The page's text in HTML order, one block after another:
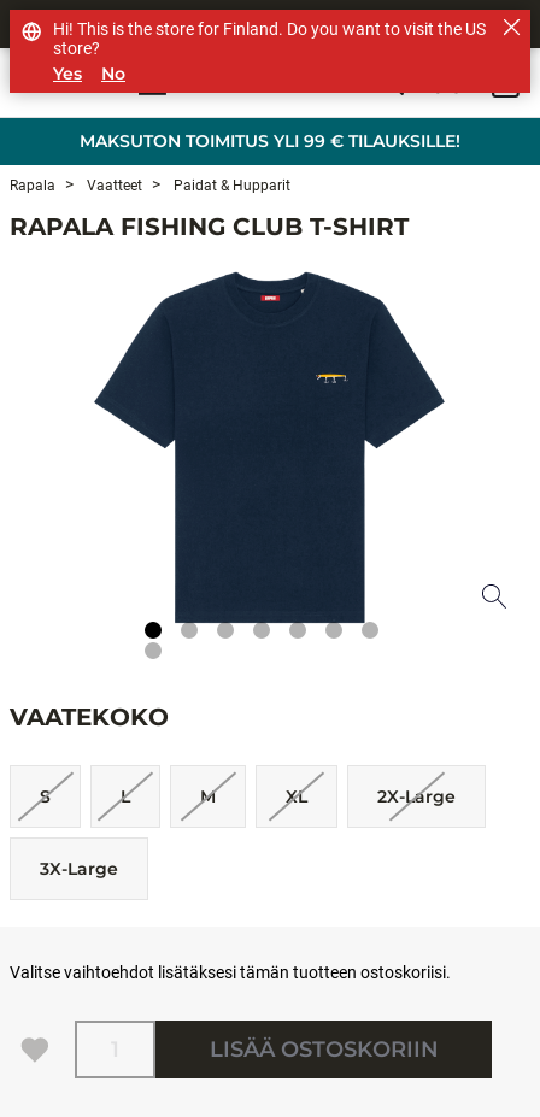
MAKSUTON TOIMITUS YLI 99 € TILAUKSILLE!
MUUT TUOTEMERKIT
Rapala Vaatteet Paidat & Hupparit
RAPALA FISHING CLUB T-SHIRT
VAATEKOKO
S L M XL 2X-Large
3X-Large
Valitse vaihtoehdot lisätäksesi tämän tuotteen ostoskoriisi.
Määrä
LISÄÄ OSTOSKORIIN
Hi! This is the store for Finland. Do you want to visit the US
store?
Yes No